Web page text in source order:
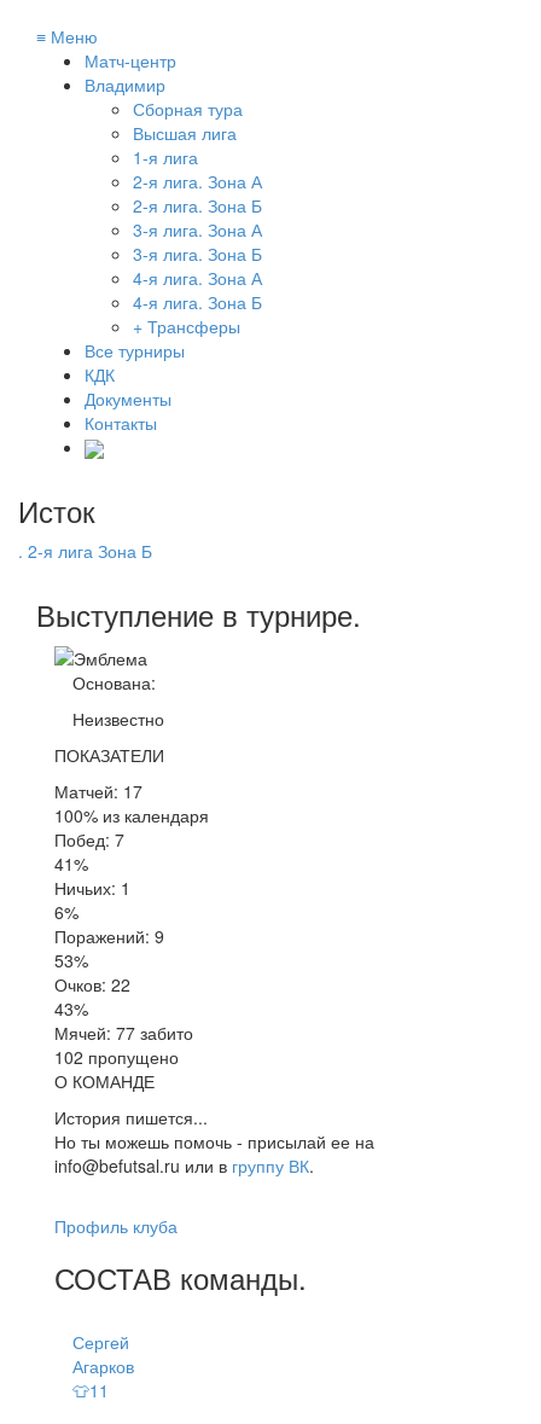
≡ Меню
Матч-центр
Владимир
Сборная тура
Высшая лига
1-я лига
2-я лига. Зона А
2-я лига. Зона Б
3-я лига. Зона А
3-я лига. Зона Б
4-я лига. Зона А
4-я лига. Зона Б
+ Трансферы
Все турниры
КДК
Документы
Контакты
Исток
. 2-я лига Зона Б
Выступление в турнире.
Основана:
Неизвестно
ПОКАЗАТЕЛИ
Матчей: 17
100% из календаря
Побед: 7
41%
Ничьих: 1
6%
Поражений: 9
53%
Очков: 22
43%
Мячей: 77 забито
102 пропущено
О КОМАНДЕ
История пишется...
Но ты можешь помочь - присылай ее на
info@befutsal.ru или в группу ВК.
Профиль клуба
СОСТАВ команды.
Сергей
Агарков
👕11